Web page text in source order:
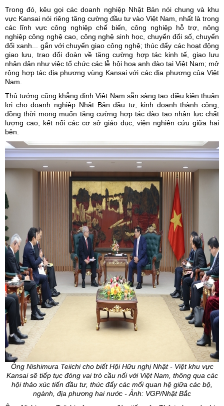
Trong đó, kêu gọi các doanh nghiệp Nhật Bản nói chung và khu
vực Kansai nói riêng tăng cường đầu tư vào Việt Nam, nhất là trong
các lĩnh vực công nghiệp chế biến, công nghiệp hỗ trợ, nông
nghiệp công nghệ cao, công nghệ sinh học, chuyển đổi số, chuyển
đổi xanh... gắn với chuyển giao công nghệ; thúc đẩy các hoạt động
giao lưu, trao đổi đoàn về tăng cường hợp tác kinh tế, giao lưu
nhân dân như việc tổ chức các lễ hội hoa anh đào tại Việt Nam; mở
rộng hợp tác địa phương vùng Kansai với các địa phương của Việt
Nam.
Thủ tướng cũng khẳng định Việt Nam sẵn sàng tạo điều kiện thuận
lợi cho doanh nghiệp Nhật Bản đầu tư, kinh doanh thành công;
đồng thời mong muốn tăng cường hợp tác đào tạo nhân lực chất
lượng cao, kết nối các cơ sở giáo dục, viện nghiên cứu giữa hai
bên.
Ông Nishimura Teiichi cho biết Hội Hữu nghị Nhật - Việt khu vực
Kansai sẽ tiếp tục đóng vai trò cầu nối với Việt Nam, thông qua các
hội thảo xúc tiến đầu tư, thúc đẩy các mối quan hệ giữa các bộ,
ngành, địa phương hai nước - Ảnh: VGP/Nhật Bắc